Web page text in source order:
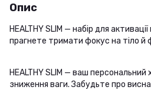
Опис
HEALTHY SLIM — набір для
прагнете тримати фокус на тіло й
HEALTHY SLIM — ваш
зниження ваги. Забудьте про